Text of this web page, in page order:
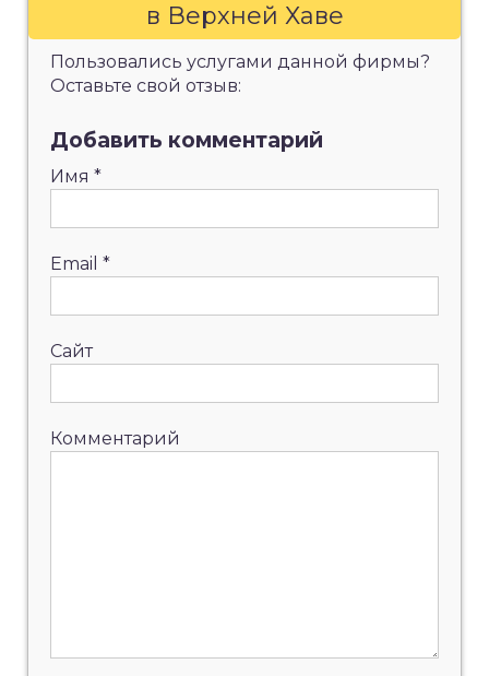
в Верхней Хаве
Пользовались услугами данной фирмы?
Оставьте свой отзыв:
Добавить комментарий
Имя *
Email *
Сайт
Комментарий